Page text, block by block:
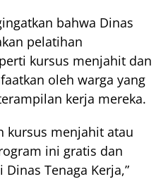
bahwa Dinas
pelatihan
kursus menjahit dan
oleh warga yang
kerja mereka.
kursus menjahit atau
ini gratis dan
Tenaga Kerja,”